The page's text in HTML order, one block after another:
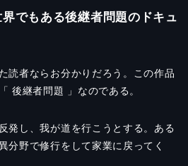
でもある後継者問題のドキュ
読者ならお分かりだろう。この作品
後継者問題 」なのである。
発し、我が道を行こうとする。ある
分野で修行をして家業に戻ってく